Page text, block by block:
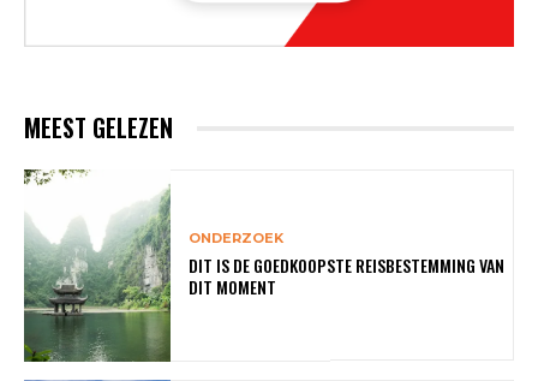
MEEST GELEZEN
ONDERZOEK
DIT IS DE GOEDKOOPSTE REISBESTEMMING VAN
DIT MOMENT